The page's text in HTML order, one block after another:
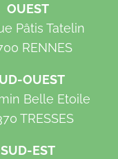
OUEST
Pâtis Tatelin
RENNES
OUEST
Belle Etoile
TRESSES
SUD-EST